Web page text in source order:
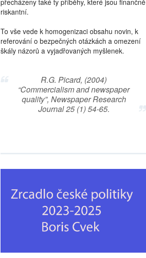
přecházeny také ty příběhy, které jsou finančně
riskantní.
To vše vede k homogenizaci obsahu novin, k
referování o bezpečných otázkách a omezení
škály názorů a vyjadřovaných myšlenek.
R.G. Picard, (2004)
“Commercialism and newspaper
quality”, Newspaper Research
Journal 25 (1) 54-65.